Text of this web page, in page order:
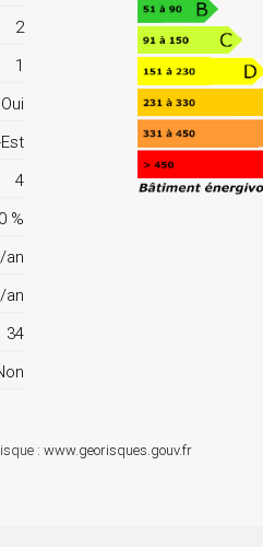
2
1
Oui
4
%
an
an
34
: www.georisques.gouv.fr